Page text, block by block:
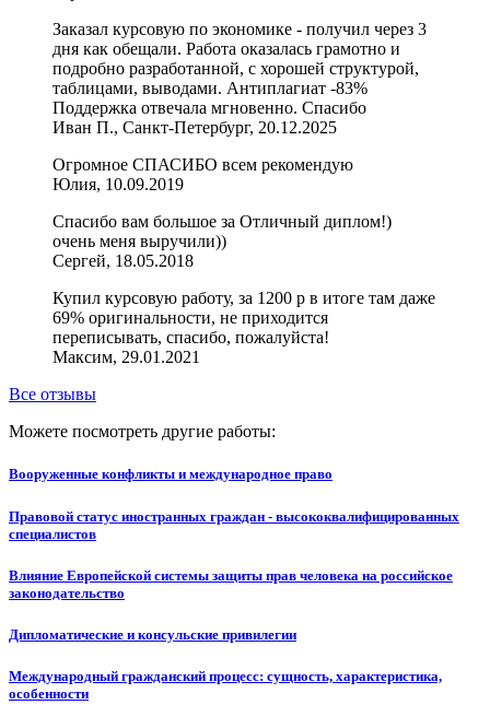
Заказал курсовую по экономике - получил через 3
дня как обещали. Работа оказалась грамотно и
подробно разработанной, с хорошей структурой,
таблицами, выводами. Антиплагиат -83%
Поддержка отвечала мгновенно. Спасибо
Иван П., Санкт-Петербург, 20.12.2025
Огромное СПАСИБО всем рекомендую
Юлия, 10.09.2019
Спасибо вам большое за Отличный диплом!)
очень меня выручили))
Сергей, 18.05.2018
Купил курсовую работу, за 1200 р в итоге там даже
69% оригинальности, не приходится
переписывать, спасибо, пожалуйста!
Максим, 29.01.2021
Все отзывы
Можете посмотреть другие работы:
Вооруженные конфликты и международное право
Правовой статус иностранных граждан - высококвалифицированных
специалистов
Влияние Европейской системы защиты прав человека на российское
законодательство
Дипломатические и консульские привилегии
Международный гражданский процесс: сущность, характеристика,
особенности